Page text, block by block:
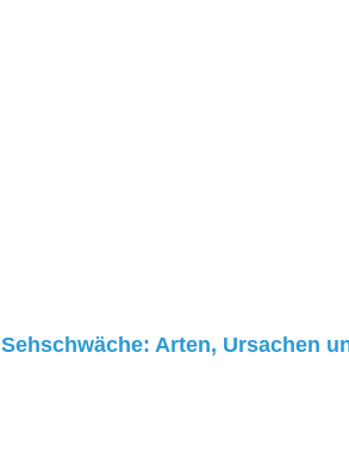
Sehschwäche: Arten, Ursachen